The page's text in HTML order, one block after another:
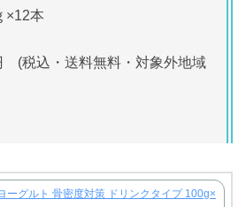
×12本
(税込・送料無料・対象外地域
ーグルト 骨密度対策 ドリンクタイプ 100g×